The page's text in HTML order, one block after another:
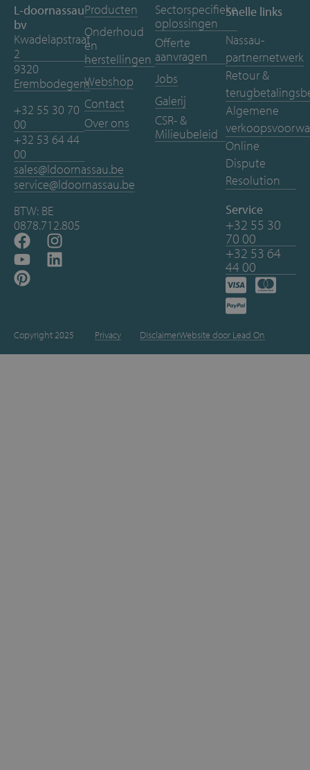
L-doornassau
bv
Kwadelapstraat
2
9320
Erembodegem
+32 55 30 70
00
+32 53 64 44
00
sales@ldoornassau.be
service@ldoornassau.be
BTW: BE
0878.712.805
Producten
Onderhoud
en
herstellingen
Webshop
Contact
Over ons
Sectorspecifieke
oplossingen
Offerte
aanvragen
Jobs
Galerij
CSR- &
Milieubeleid
Snelle links
Nassau-
partnernetwerk
Retour &
Algemene
Online
Dispute
Resolution
Service
+32 55 30
70 00
+32 53 64
44 00
Copyright 2025 Privacy DisclaimerWebsite door Lead On